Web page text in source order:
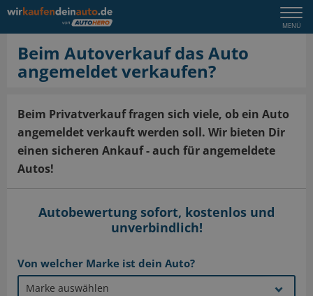
MENÜ
Beim Autoverkauf das Auto
angemeldet verkaufen?
Beim Privatverkauf fragen sich viele, ob ein Auto
angemeldet verkauft werden soll. Wir bieten Dir
einen sicheren Ankauf - auch für angemeldete
Autos!
Autobewertung sofort, kostenlos und
unverbindlich!
Von welcher Marke ist dein Auto?